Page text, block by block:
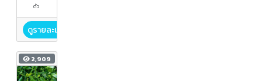
ตัว
ดูรายละเอียด
2,909